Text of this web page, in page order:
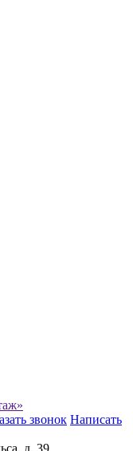
звонок Написать
д. 39